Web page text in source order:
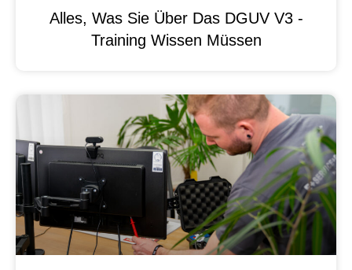
Alles, Was Sie Über Das DGUV V3 -
Training Wissen Müssen